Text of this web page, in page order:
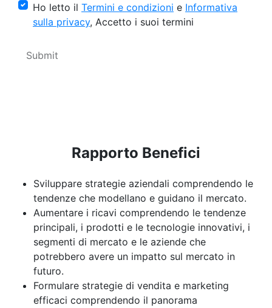
Ho letto il Termini e condizioni e Informativa
sulla privacy, Accetto i suoi termini
Rapporto Benefici
Sviluppare strategie aziendali comprendendo le
tendenze che modellano e guidano il mercato.
Aumentare i ricavi comprendendo le tendenze
principali, i prodotti e le tecnologie innovativi, i
segmenti di mercato e le aziende che
potrebbero avere un impatto sul mercato in
futuro.
Formulare strategie di vendita e marketing
efficaci comprendendo il panorama